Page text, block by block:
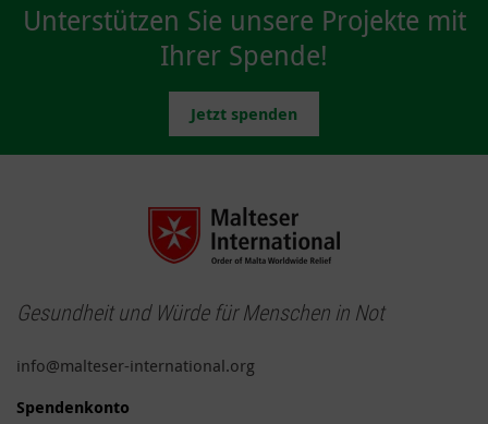
Unterstützen Sie unsere Projekte mit
Ihrer Spende!
Jetzt spenden
Gesundheit und Würde für Menschen in Not
info@malteser-international.org
Spendenkonto